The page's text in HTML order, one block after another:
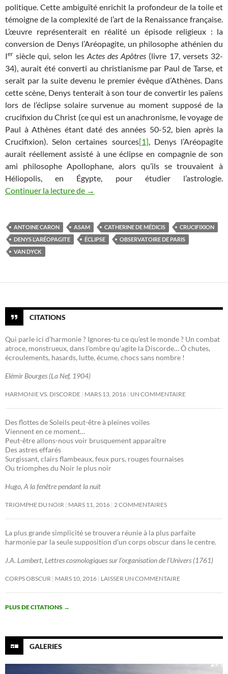
politique. Cette ambiguïté enrichit la profondeur de la toile et
témoigne de la complexité de l’art de la Renaissance française.
L’œuvre représenterait en réalité un épisode religieux : la
conversion de Denys l’Aréopagite, un philosophe athénien du
Ier siècle qui, selon les Actes des Apôtres (livre 17, versets 32-
34), aurait été converti au christianisme par Paul de Tarse, et
serait par la suite devenu le premier évêque d’Athènes. Dans
cette scène, Denys tenterait à son tour de convertir les païens
lors de l’éclipse solaire survenue au moment supposé de la
crucifixion du Christ (ce qui est un anachronisme, le voyage de
Paul à Athènes étant daté des années 50-52, bien après la
Crucifixion). Selon certaines sources[1] , Denys l’Aréopagite
aurait réellement assisté à une éclipse en compagnie de son
ami philosophe Apollophane, alors qu’ils se trouvaient à
Héliopolis, en Égypte, pour étudier l’astrologie.
Continuer la lecture de
Eclipse de Soleil ou Conversion des
→
ANTOINE CARON ASAM CATHERINE DE MÉDICIS
CRUCIFIXION
DENYS L'ARÉOPAGITE
ÉCLIPSE
OBSERVATOIRE DE PARIS
VAN DYCK
CITATIONS
Qui parle ici d’harmonie ? Ignores-tu ce qu’est le monde ? Un combat
atroce, monstrueux, dans l’ombre qu’agite la Discorde… Ô chutes,
écroulements, hasards, lutte, écume, chocs sans nombre !
Elémir Bourges (La Nef, 1904)
HARMONIE VS. DISCORDE MARS 13, 2016 UN COMMENTAIRE
Des flottes de Soleils peut-être à pleines voiles
Viennent en ce moment…
Peut-être allons-nous voir brusquement apparaître
Des astres effarés
Surgissant, clairs flambeaux, feux purs, rouges fournaises
Ou triomphes du Noir le plus noir
Hugo, A la fenêtre pendant la nuit
TRIOMPHE DU NOIR MARS 11, 2016 2 COMMENTAIRES
La plus grande simplicité se trouvera réunie à la plus parfaite
harmonie par la seule supposition d’un corps obscur dans le centre.
J.A. Lambert, Lettres cosmologiques sur l’organisation de l’Univers (1761)
CORPS OBSCUR MARS 10, 2016 LAISSER UN COMMENTAIRE
PLUS DE CITATIONS →
GALERIES